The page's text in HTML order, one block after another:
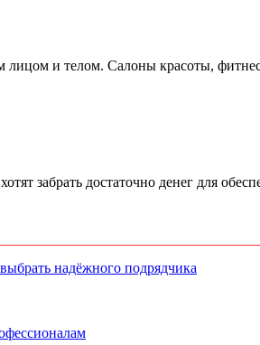
и телом. Салоны красоты,
забрать достаточно денег для
надёжного подрядчика